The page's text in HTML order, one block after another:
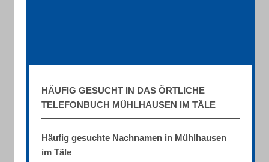
HÄUFIG GESUCHT IN DAS ÖRTLICHE
TELEFONBUCH MÜHLHAUSEN IM TÄLE
Häufig gesuchte Nachnamen in Mühlhausen
im Täle